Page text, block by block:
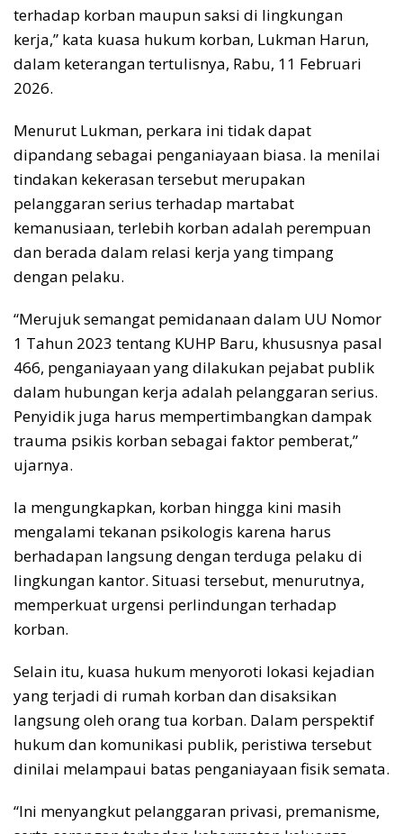
terhadap korban maupun saksi di lingkungan
kerja,” kata kuasa hukum korban, Lukman Harun,
dalam keterangan tertulisnya, Rabu, 11 Februari
2026.
Menurut Lukman, perkara ini tidak dapat
dipandang sebagai penganiayaan biasa. Ia menilai
tindakan kekerasan tersebut merupakan
pelanggaran serius terhadap martabat
kemanusiaan, terlebih korban adalah perempuan
dan berada dalam relasi kerja yang timpang
dengan pelaku.
“Merujuk semangat pemidanaan dalam UU Nomor
1 Tahun 2023 tentang KUHP Baru, khususnya pasal
466, penganiayaan yang dilakukan pejabat publik
dalam hubungan kerja adalah pelanggaran serius.
Penyidik juga harus mempertimbangkan dampak
trauma psikis korban sebagai faktor pemberat,”
ujarnya.
Ia mengungkapkan, korban hingga kini masih
mengalami tekanan psikologis karena harus
berhadapan langsung dengan terduga pelaku di
lingkungan kantor. Situasi tersebut, menurutnya,
memperkuat urgensi perlindungan terhadap
korban.
Selain itu, kuasa hukum menyoroti lokasi kejadian
yang terjadi di rumah korban dan disaksikan
langsung oleh orang tua korban. Dalam perspektif
hukum dan komunikasi publik, peristiwa tersebut
dinilai melampaui batas penganiayaan fisik semata.
“Ini menyangkut pelanggaran privasi, premanisme,